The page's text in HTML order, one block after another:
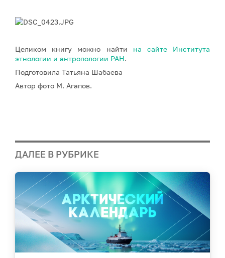
Целиком книгу можно найти на сайте Института
этнологии и антропологии РАН.
Подготовила Татьяна Шабаева
Автор фото М. Агапов.
ДАЛЕЕ В РУБРИКЕ